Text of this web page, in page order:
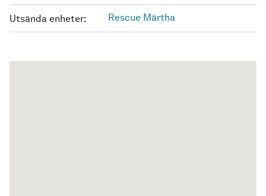
Utsända enheter: Rescue Märtha